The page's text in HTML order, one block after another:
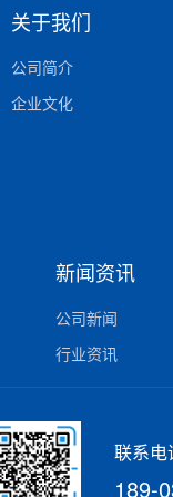
关于我们
公司简介
企业文化
新闻资讯
公司新闻
行业资讯
联系电
189-